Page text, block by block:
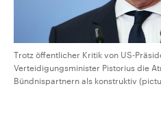
Trotz öffentlicher Kritik von US-
Verteidigungsminister Pistorius die
Bündnispartnern als konstruktiv